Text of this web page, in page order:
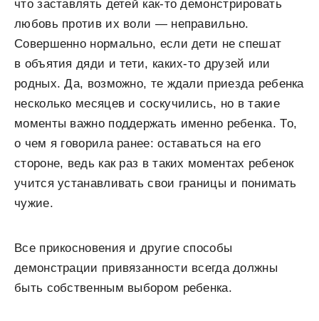
что заставлять детей как-то демонстрировать
любовь против их воли — неправильно.
Совершенно нормально, если дети не спешат
в объятия дяди и тети, каких-то друзей или
родных. Да, возможно, те ждали приезда ребенка
несколько месяцев и соскучились, но в такие
моменты важно поддержать именно ребенка. То,
о чем я говорила ранее: оставаться на его
стороне, ведь как раз в таких моментах ребенок
учится устанавливать свои границы и понимать
чужие.
Все прикосновения и другие способы
демонстрации привязанности всегда должны
быть собственным выбором ребенка.